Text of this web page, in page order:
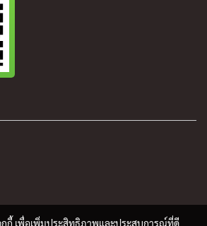
กกี้ เพื่อเพิ่มประสิทธิภาพและประสบการณ์ที่ดี